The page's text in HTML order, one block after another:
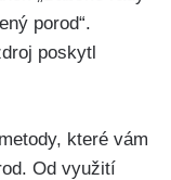
porod“.⁣
poskytl
​které vám
Od ‌využití